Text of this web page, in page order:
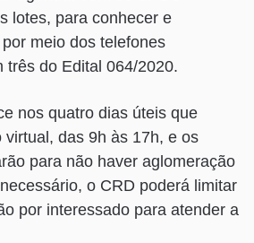
lotes, para conhecer e
meio dos telefones
três do Edital 064/2020.
nos quatro dias úteis que
virtual, das 9h às 17h, e os
para não haver aglomeração
o CRD poderá limitar
por interessado para atender a